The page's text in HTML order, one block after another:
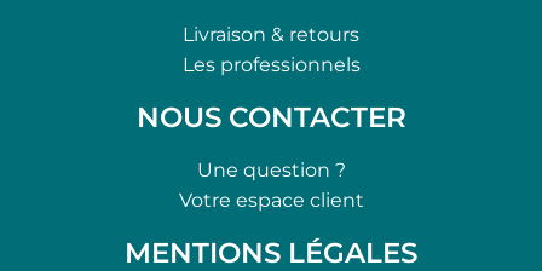
Livraison & retours
Les professionnels
NOUS CONTACTER
Une question ?
Votre espace client
MENTIONS LÉGALES